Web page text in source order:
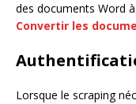
des documents Word
Convertir les
Lorsque le scraping